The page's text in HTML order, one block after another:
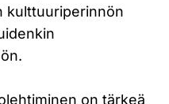
kulttuuriperinnön
on tärkeä